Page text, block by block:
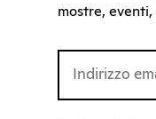
mostre,